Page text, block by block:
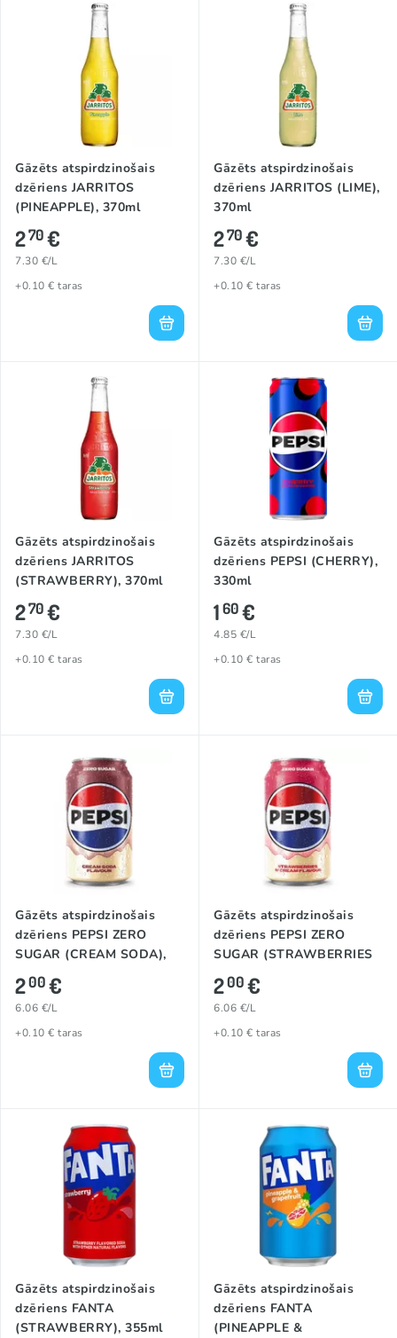
Gāzēts atspirdzinošais
dzēriens JARRITOS
(PINEAPPLE), 370ml
270€
7.30 €/L
+0.10 € taras
Gāzēts atspirdzinošais
dzēriens JARRITOS (LIME),
370ml
270€
7.30 €/L
+0.10 € taras
Gāzēts atspirdzinošais
dzēriens JARRITOS
(STRAWBERRY), 370ml
270€
7.30 €/L
+0.10 € taras
Gāzēts atspirdzinošais
dzēriens PEPSI (CHERRY),
330ml
160€
4.85 €/L
+0.10 € taras
Gāzēts atspirdzinošais
dzēriens PEPSI ZERO
SUGAR (CREAM SODA),
330ml
200€
6.06 €/L
+0.10 € taras
Gāzēts atspirdzinošais
dzēriens PEPSI ZERO
SUGAR (STRAWBERRIES
'N CREAM), 330ml
200€
6.06 €/L
+0.10 € taras
Gāzēts atspirdzinošais
dzēriens FANTA
(STRAWBERRY), 355ml
Gāzēts atspirdzinošais
dzēriens FANTA
(PINEAPPLE &